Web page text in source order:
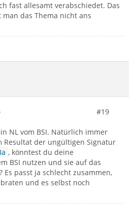
fast allesamt verabschiedet. Das
das Thema nicht ans
#19
NL vom BSI. Natürlich immer
Resultat der ungültigen Signatur
, könntest du deine
BSI nutzen und sie auf das
Es passt ja schlecht zusammen,
und es selbst noch